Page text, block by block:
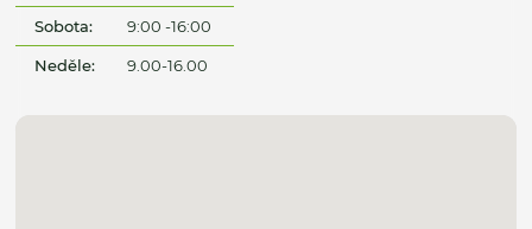
Sobota: 9:00 -16:00
Neděle: 9.00-16.00